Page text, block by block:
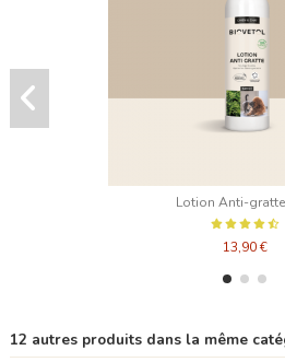
Lotion Anti-
13,90 €
12 autres produits dans la même